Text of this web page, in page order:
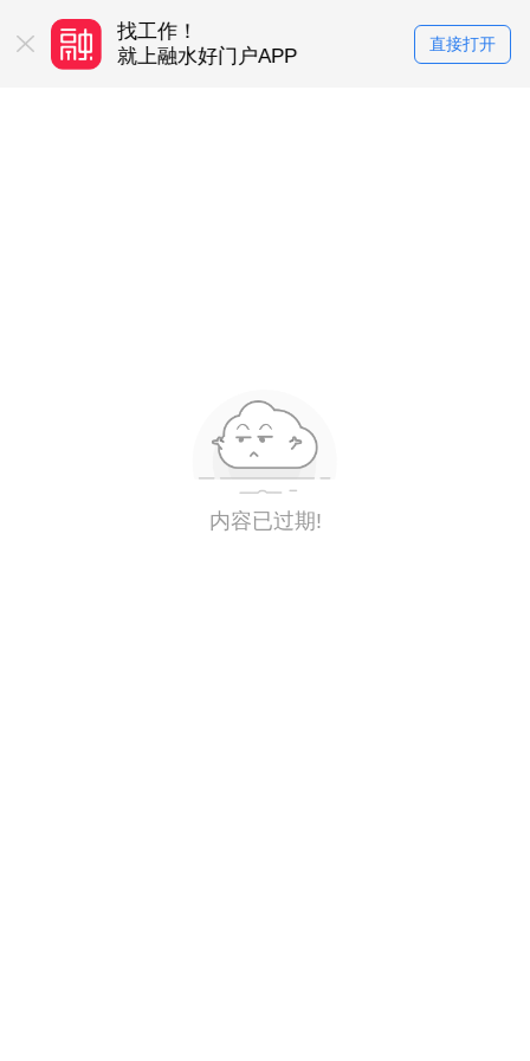
平台
找工作！
就上融水好门户APP
买房卖房！
就上融水好门
直接打开
内容已过期!